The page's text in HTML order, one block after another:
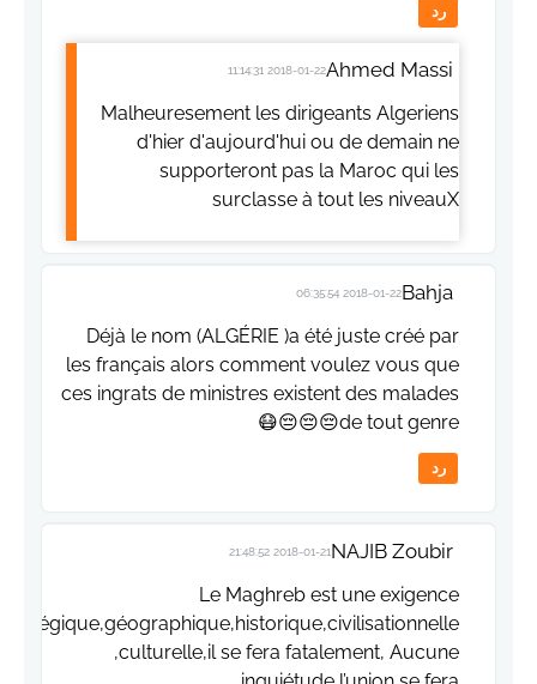
رد
Ahmed Massi
2018-01-22 11:14:31
Malheuresement les dirigeants Algeriens
d'hier d'aujourd'hui ou de demain ne
supporteront pas la Maroc qui les
surclasse à tout les niveauX
Bahja
2018-01-22 06:35:54
Déjà le nom (ALGÉRIE )a été juste créé par
les français alors comment voulez vous que
ces ingrats de ministres existent des malades
de tout genre😔😔😔😷
رد
NAJIB Zoubir
2018-01-21 21:48:52
Le Maghreb est une exigence
stratégique,géographique,historique,civilisationnelle
,culturelle,il se fera fatalement, Aucune